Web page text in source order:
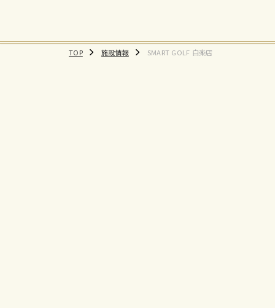
TOP 施設情報 SMART GOLF 白楽店